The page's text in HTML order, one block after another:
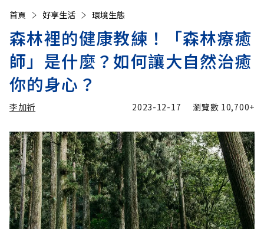
首頁 好享生活 環境生態
森林裡的健康教練！「森林療癒
師」是什麼？如何讓大自然治癒
你的身心？
李加祈 2023-12-17 瀏覽數 10,700+